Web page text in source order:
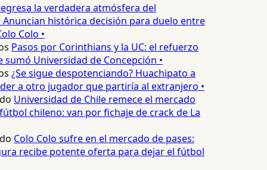
la verdadera atmósfera del
histórica decisión para duelo entre
Colo •
Pasos por Corinthians y la UC: el refuerzo
Universidad de Concepción •
¿Se sigue despotenciando? Huachipato a
a otro jugador que partiría al extranjero •
Universidad de Chile remece el mercado
chileno: van por fichaje de crack de La
Colo Colo sufre en el mercado de pases:
recibe potente oferta para dejar el fútbol